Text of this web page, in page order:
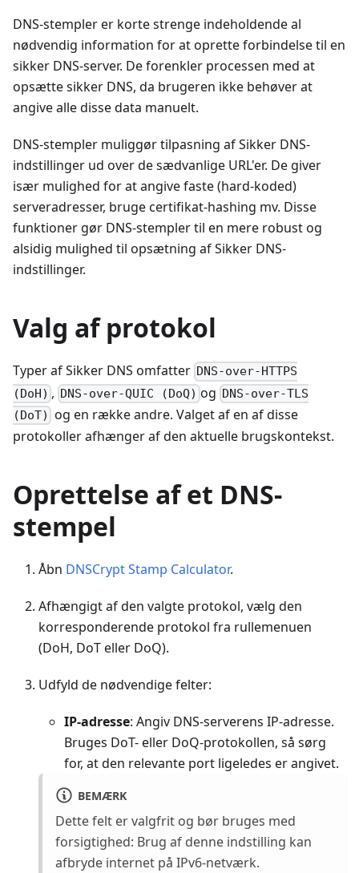
DNS-stempler er korte strenge indeholdende al
nødvendig information for at oprette forbindelse til en
sikker DNS-server. De forenkler processen med at
opsætte sikker DNS, da brugeren ikke behøver at
angive alle disse data manuelt.
DNS-stempler muliggør tilpasning af Sikker DNS-
indstillinger ud over de sædvanlige URL'er. De giver
især mulighed for at angive faste (hard-koded)
serveradresser, bruge certifikat-hashing mv. Disse
funktioner gør DNS-stempler til en mere robust og
alsidig mulighed til opsætning af Sikker DNS-
indstillinger.
Valg af protokol
Typer af Sikker DNS omfatter DNS-over-HTTPS
(DoH) , DNS-over-QUIC (DoQ) og DNS-over-TLS
(DoT) og en række andre. Valget af en af disse
protokoller afhænger af den aktuelle brugskontekst.
Oprettelse af et DNS-
stempel
Åbn DNSCrypt Stamp Calculator.
Afhængigt af den valgte protokol, vælg den
korresponderende protokol fra rullemenuen
(DoH, DoT eller DoQ).
Udfyld de nødvendige felter:
IP-adresse: Angiv DNS-serverens IP-adresse.
Bruges DoT- eller DoQ-protokollen, så sørg
for, at den relevante port ligeledes er angivet.
BEMÆRK
Dette felt er valgfrit og bør bruges med
forsigtighed: Brug af denne indstilling kan
afbryde internet på IPv6-netværk.